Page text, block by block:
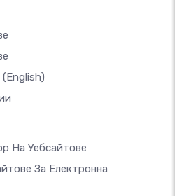
(English)
На Уебсайтове
За Електронна